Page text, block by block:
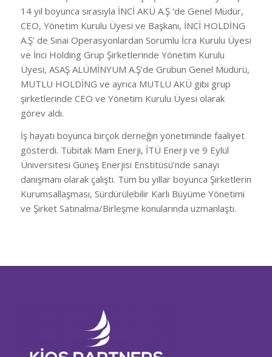
14 yıl boyunca sırasıyla İNCİ AKÜ A.Ş ‘de Genel Müdür,
CEO, Yönetim Kurulu Üyesi ve Başkanı, İNCİ HOLDİNG
A.Ş’ de Sınai Operasyonlardan Sorumlu İcra Kurulu Üyesi
ve İnci Holding Grup Şirketlerinde Yönetim Kurulu
Üyesi, ASAŞ ALÜMİNYUM A.Ş’de Grubun Genel Müdürü,
MUTLU HOLDİNG ve ayrıca MUTLU AKÜ gibi grup
şirketlerinde CEO ve Yönetim Kurulu Üyesi olarak
görev aldı.
İş hayatı boyunca birçok derneğin yönetiminde faaliyet
gösterdi. Tübitak Mam Enerji, İTÜ Enerji ve 9 Eylül
Üniversitesi Güneş Enerjisi Enstitüsü’nde sanayi
danışmanı olarak çalıştı. Tüm bu yıllar boyunca Şirketlerin
Kurumsallaşması, Sürdürülebilir Karlı Büyüme Yönetimi
ve Şirket Satınalma/Birleşme konularında uzmanlaştı.